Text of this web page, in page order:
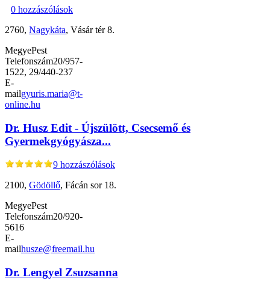
0 hozzászólások
2760, Nagykáta, Vásár tér 8.
MegyePest
Telefonszám20/957-
1522, 29/440-237
E-
mailgyuris.maria@t-
online.hu
Dr. Husz Edit - Újszülött, Csecsemő és
Gyermekgyógyásza...
9 hozzászólások
2100, Gödöllő, Fácán sor 18.
MegyePest
Telefonszám20/920-
5616
E-
mailhusze@freemail.hu
Dr. Lengyel Zsuzsanna